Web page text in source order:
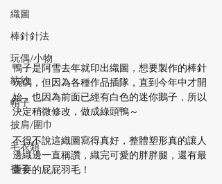
織圖
棒針針法
玩偶/小物
紡紗
帽子
披肩/圍巾
毛衣類
襪子
鴨子是阿雪去年就印出織圖，想要製作的棒針
玩偶，但因為各種作品插隊，直到今年中才開
始，也因為前面已經有白色的迷你鵝子，所以
決定稍微修改，做成綠頭鴨～
不得不說這織圖寫得真好，整體塑形真的讓人
邊織邊一直稱讚，織完可愛的胖胖腿，還有最
重要的屁屁羽毛！